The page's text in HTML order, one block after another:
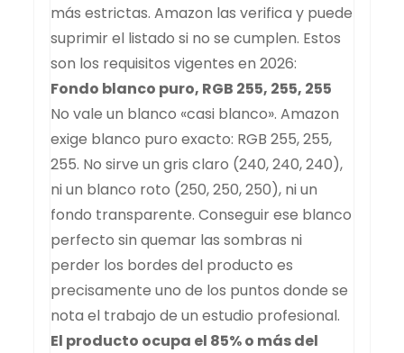
más estrictas. Amazon las verifica y puede
suprimir el listado si no se cumplen. Estos
son los requisitos vigentes en 2026:
Fondo blanco puro, RGB 255, 255, 255
No vale un blanco «casi blanco». Amazon
exige blanco puro exacto: RGB 255, 255,
255. No sirve un gris claro (240, 240, 240),
ni un blanco roto (250, 250, 250), ni un
fondo transparente. Conseguir ese blanco
perfecto sin quemar las sombras ni
perder los bordes del producto es
precisamente uno de los puntos donde se
nota el trabajo de un estudio profesional.
El producto ocupa el 85% o más del